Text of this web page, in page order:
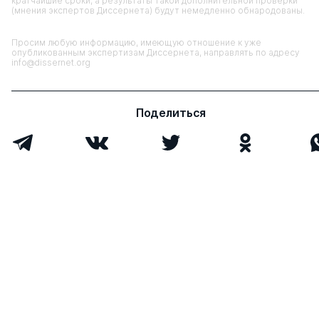
(мнения экспертов Диссернета) будут немедленно обнародованы.
Просим любую информацию, имеющую отношение к уже
опубликованным экспертизам Диссернета, направлять по адресу
info@dissernet.org
Поделиться